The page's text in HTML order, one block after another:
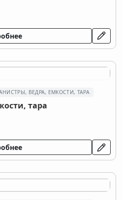
ВЕДРА, ЕМКОСТИ, ТАРА
тара